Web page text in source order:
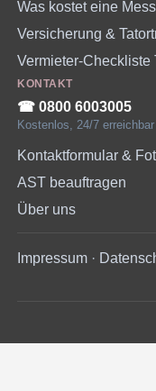
Was kostet eine
Versicherung &
Vermieter-Checkliste
KONTAKT
☎︎ 0800 6003005
Kostenlos, 24/7 erreichbar
Kontaktformular &
AST beauftragen
Über uns
Impressum ·